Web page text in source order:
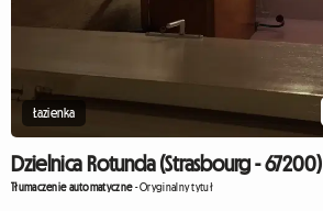
Łazienka
Dzielnica Rotunda (Strasbourg - 67200)
Tłumaczenie automatyczne-Oryginalny tytuł